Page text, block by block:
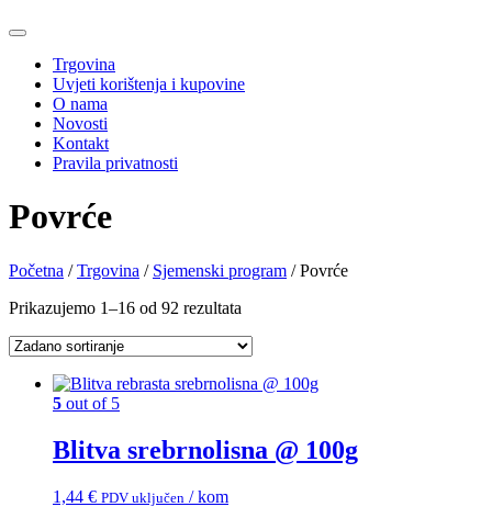
Trgovina
Uvjeti korištenja i kupovine
O nama
Novosti
Kontakt
Pravila privatnosti
Povrće
Početna /Trgovina / Sjemenski program / Povrće
Prikazujemo 1–16 od 92 rezultata
5 out of 5
Blitva srebrnolisna @ 100g
1,44 € PDV uključen / kom